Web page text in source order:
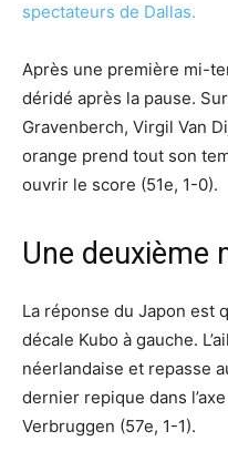
spectateurs de Dallas.
Après une première mi-
déridé après la pause.
Gravenberch, Virgil Van
orange prend tout son
ouvrir le score (51e, 1-0).
Une deuxième
La réponse du Japon est
décale Kubo à gauche.
néerlandaise et repasse
dernier repique dans
Verbruggen (57e, 1-1).